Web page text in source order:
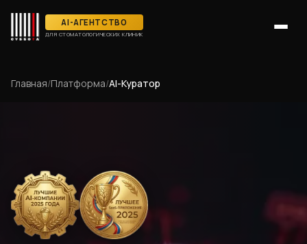
AI-АГЕНТСТВО
ДЛЯ СТОМАТОЛОГИЧЕСКИХ КЛИНИК
Главная/Платформа/AI-Куратор